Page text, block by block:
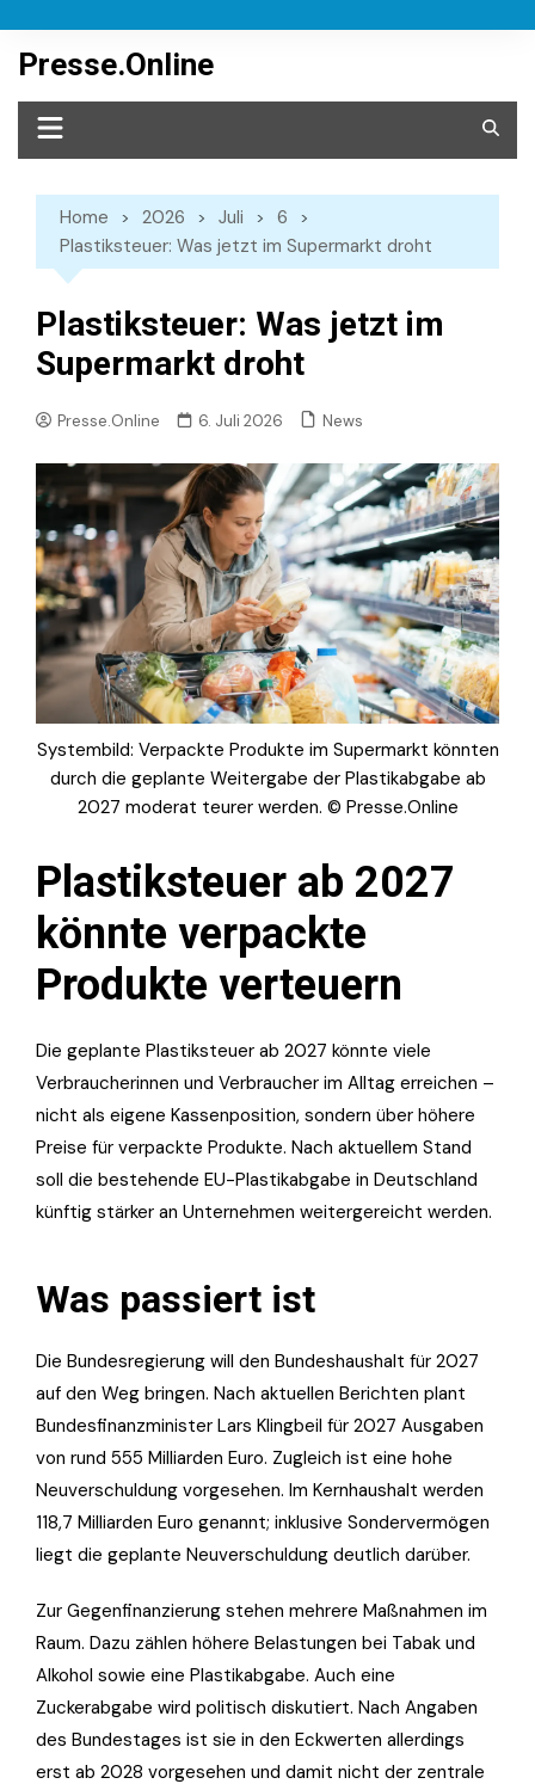
content
Presse.Online
Home 2026 Juli
6
Plastiksteuer: Was jetzt im Supermarkt droht
Plastiksteuer: Was jetzt im
Supermarkt droht
Presse.Online 6. Juli 2026 News
Systembild: Verpackte Produkte im Supermarkt könnten
durch die geplante Weitergabe der Plastikabgabe ab
2027 moderat teurer werden. © Presse.Online
Plastiksteuer ab 2027
könnte verpackte
Produkte verteuern
Die geplante Plastiksteuer ab 2027 könnte viele
Verbraucherinnen und Verbraucher im Alltag erreichen –
nicht als eigene Kassenposition, sondern über höhere
Preise für verpackte Produkte. Nach aktuellem Stand
soll die bestehende EU-Plastikabgabe in Deutschland
künftig stärker an Unternehmen weitergereicht werden.
Was passiert ist
Die Bundesregierung will den Bundeshaushalt für 2027
auf den Weg bringen. Nach aktuellen Berichten plant
Bundesfinanzminister Lars Klingbeil für 2027 Ausgaben
von rund 555 Milliarden Euro. Zugleich ist eine hohe
Neuverschuldung vorgesehen. Im Kernhaushalt werden
118,7 Milliarden Euro genannt; inklusive Sondervermögen
liegt die geplante Neuverschuldung deutlich darüber.
Zur Gegenfinanzierung stehen mehrere Maßnahmen im
Raum. Dazu zählen höhere Belastungen bei Tabak und
Alkohol sowie eine Plastikabgabe. Auch eine
Zuckerabgabe wird politisch diskutiert. Nach Angaben
des Bundestages ist sie in den Eckwerten allerdings
erst ab 2028 vorgesehen und damit nicht der zentrale